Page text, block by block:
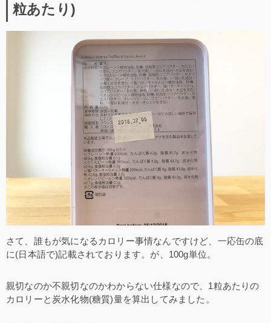
粒あたり)
さて、誰もが気になるカロリー事情なんですけど、一応缶の底
に(日本語で)記載されております。が、100g単位。
親切なのか不親切なのかわからない仕様なので、1粒あたりの
カロリーと炭水化物(糖質)量を算出してみました。